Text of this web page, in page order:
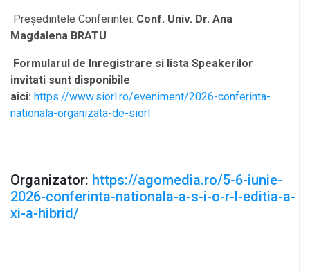
Președintele Conferintei: Conf. Univ. Dr. Ana
Magdalena BRATU
Formularul de Inregistrare si lista Speakerilor
invitati sunt disponibile
aici: https://www.siorl.ro/eveniment/2026-conferinta-
nationala-organizata-de-siorl
Organizator: https://agomedia.ro/5-6-iunie-
2026-conferinta-nationala-a-s-i-o-r-l-editia-a-
xi-a-hibrid/